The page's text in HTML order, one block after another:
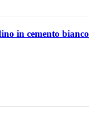
in cemento bianco